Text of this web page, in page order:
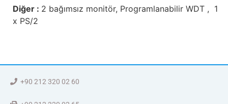
Diğer : 2 bağımsız monitör, Programlanabilir WDT , 1
x PS/2
+90 212 320 02 60